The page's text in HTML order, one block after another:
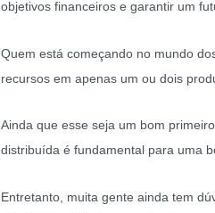
objetivos financeiros e garantir um
Quem está começando no mundo
recursos em apenas um ou dois
Ainda que esse seja um bom
distribuída é fundamental para uma
Entretanto, muita gente ainda tem